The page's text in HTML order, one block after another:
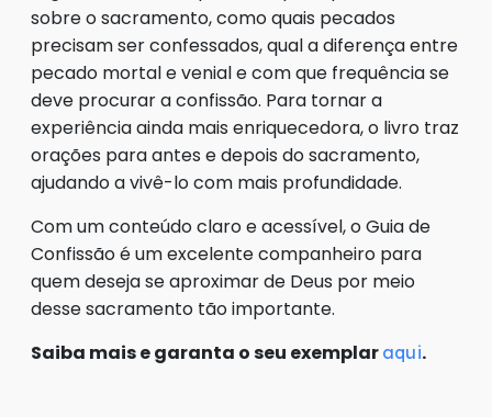
sobre o sacramento, como quais pecados
precisam ser confessados, qual a diferença entre
pecado mortal e venial e com que frequência se
deve procurar a confissão. Para tornar a
experiência ainda mais enriquecedora, o livro traz
orações para antes e depois do sacramento,
ajudando a vivê-lo com mais profundidade.
Com um conteúdo claro e acessível, o Guia de
Confissão é um excelente companheiro para
quem deseja se aproximar de Deus por meio
desse sacramento tão importante.
Saiba mais e garanta o seu exemplar aqui.